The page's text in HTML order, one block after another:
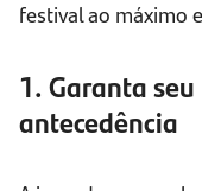
festival ao máximo
1. Garanta
antecedência